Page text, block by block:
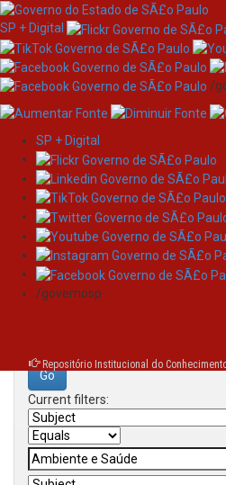
Skip
navigation
SP + Digital
/
SP + Digital
/governosp
Repositório Institucional do
Search
Search:
Current filters: